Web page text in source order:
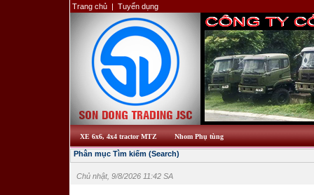
Trang chủ | Tuyển dụng
XE 6x6, 4x4 tractor MTZ Nhom Phụ tùng
Phân mục Tìm kiếm (Search)
Chủ nhật, 9/8/2026 11:42 SA